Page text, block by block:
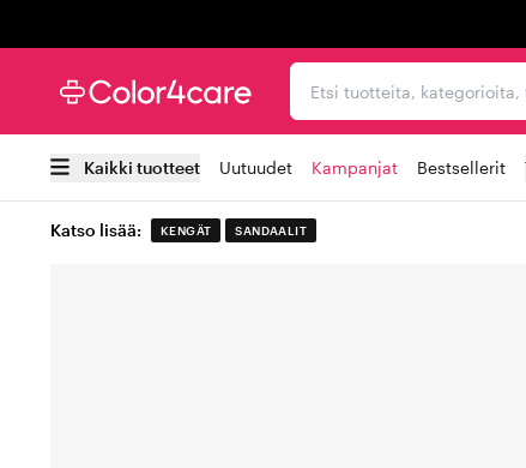
Etsi tuotteita,
Kaikki tuotteet Uutuudet Kampanjat Bestsellerit
Katso lisää: KENGÄT SANDAALIT